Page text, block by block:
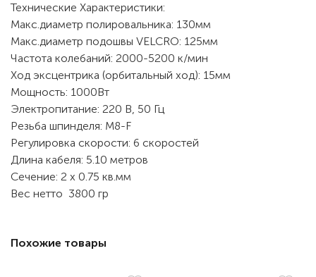
Технические Характеристики:
Макс.диаметр полировальника: 130мм
Макс.диаметр подошвы VELCRO: 125мм
Частота колебаний: 2000-5200 к/мин
Ход эксцентрика (орбитальный ход): 15мм
Мощность: 1000Вт
Электропитание: 220 В, 50 Гц
Резьба шпинделя: M8-F
Регулировка скорости: 6 скоростей
Длина кабеля: 5.10 метров
Сечение: 2 х 0.75 кв.мм
Вес нетто 3800 гр
Похожие товары